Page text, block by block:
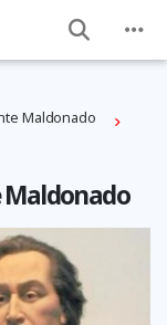
Maldonado
Maldonado